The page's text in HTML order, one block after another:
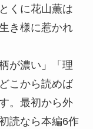
くに花山薫は
き様に惹かれ
が濃い」「理
こから読めば
。最初から外
読なら本編6作